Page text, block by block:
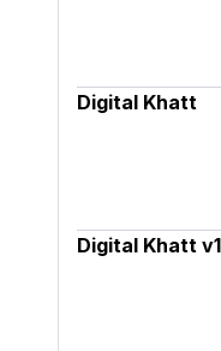
Digital Khatt
Digital Khatt v1